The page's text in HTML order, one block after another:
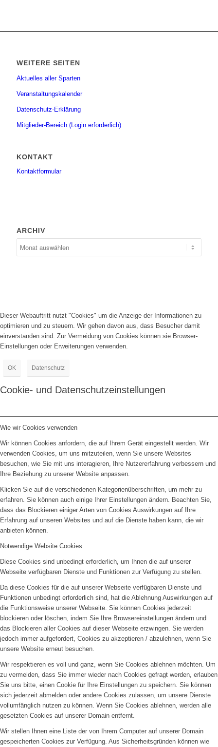
WEITERE SEITEN
Aktuelles aller Sparten
Veranstaltungskalender
Datenschutz-Erklärung
Mitglieder-Bereich (Login erforderlich)
KONTAKT
Kontaktformular
ARCHIV
Dieser Webauftritt nutzt "Cookies" um die Anzeige der Informationen zu
optimieren und zu steuern. Wir gehen davon aus, dass Besucher damit
einverstanden sind. Zur Vermeidung von Cookies können sie Browser-
Einstellungen oder Erweiterungen verwenden.
OK Datenschutz
Cookie- und Datenschutzeinstellungen
Wie wir Cookies verwenden
Wir können Cookies anfordern, die auf Ihrem Gerät eingestellt werden. Wir
verwenden Cookies, um uns mitzuteilen, wenn Sie unsere Websites
besuchen, wie Sie mit uns interagieren, Ihre Nutzererfahrung verbessern und
Ihre Beziehung zu unserer Website anpassen.
Klicken Sie auf die verschiedenen Kategorienüberschriften, um mehr zu
erfahren. Sie können auch einige Ihrer Einstellungen ändern. Beachten Sie,
dass das Blockieren einiger Arten von Cookies Auswirkungen auf Ihre
Erfahrung auf unseren Websites und auf die Dienste haben kann, die wir
anbieten können.
Notwendige Website Cookies
Diese Cookies sind unbedingt erforderlich, um Ihnen die auf unserer
Webseite verfügbaren Dienste und Funktionen zur Verfügung zu stellen.
Da diese Cookies für die auf unserer Webseite verfügbaren Dienste und
Funktionen unbedingt erforderlich sind, hat die Ablehnung Auswirkungen auf
die Funktionsweise unserer Webseite. Sie können Cookies jederzeit
blockieren oder löschen, indem Sie Ihre Browsereinstellungen ändern und
das Blockieren aller Cookies auf dieser Webseite erzwingen. Sie werden
jedoch immer aufgefordert, Cookies zu akzeptieren / abzulehnen, wenn Sie
unsere Website erneut besuchen.
Wir respektieren es voll und ganz, wenn Sie Cookies ablehnen möchten. Um
zu vermeiden, dass Sie immer wieder nach Cookies gefragt werden, erlauben
Sie uns bitte, einen Cookie für Ihre Einstellungen zu speichern. Sie können
sich jederzeit abmelden oder andere Cookies zulassen, um unsere Dienste
vollumfänglich nutzen zu können. Wenn Sie Cookies ablehnen, werden alle
gesetzten Cookies auf unserer Domain entfernt.
Wir stellen Ihnen eine Liste der von Ihrem Computer auf unserer Domain
gespeicherten Cookies zur Verfügung. Aus Sicherheitsgründen können wie